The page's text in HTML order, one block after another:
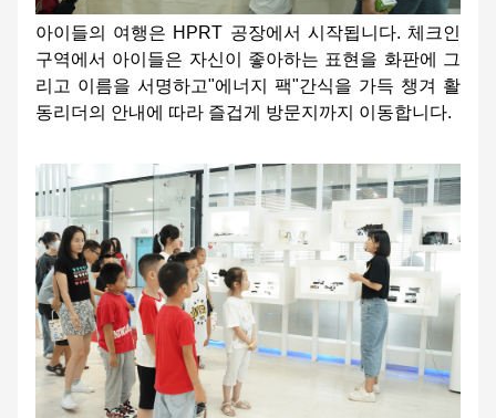
아이들의 여행은 HPRT 공장에서 시작됩니다. 체크인
구역에서 아이들은 자신이 좋아하는 표현을 화판에 그
리고 이름을 서명하고"에너지 팩"간식을 가득 챙겨 활
동리더의 안내에 따라 즐겁게 방문지까지 이동합니다.